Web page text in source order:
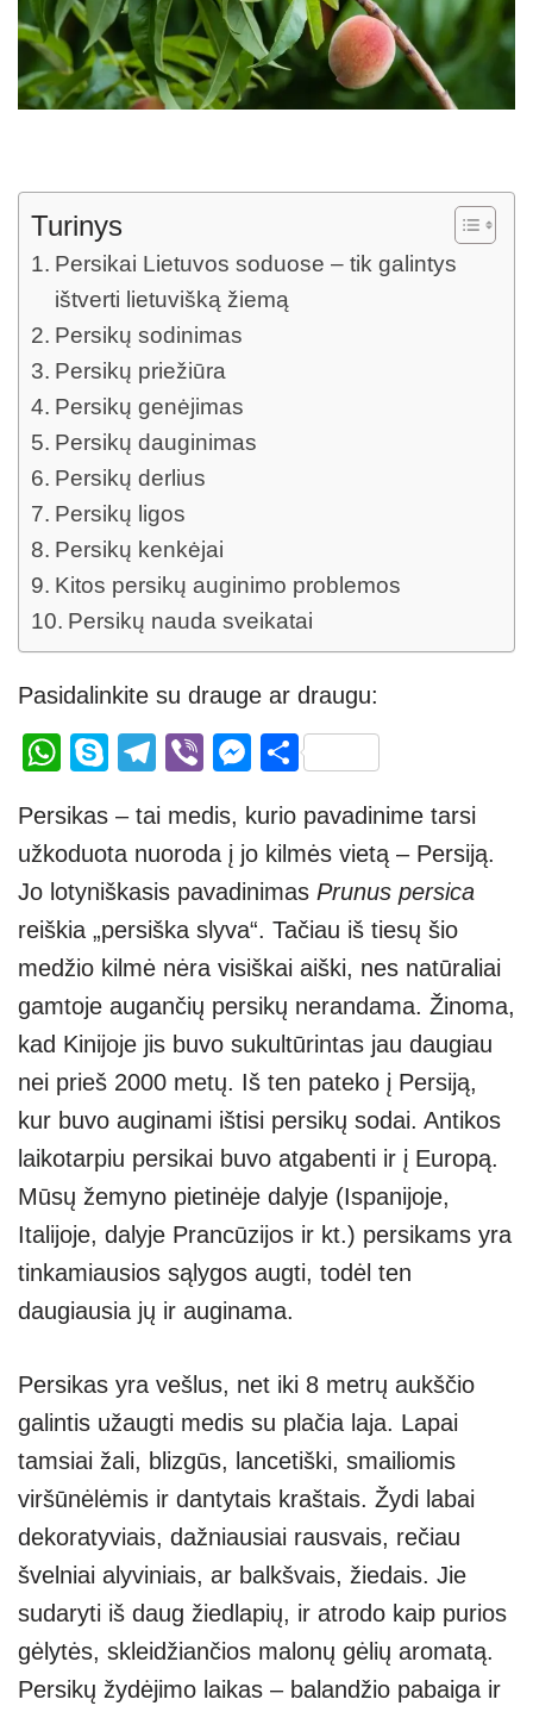
Turinys
Persikai Lietuvos soduose – tik galintys
ištverti lietuvišką žiemą
Persikų sodinimas
Persikų priežiūra
Persikų genėjimas
Persikų dauginimas
Persikų derlius
Persikų ligos
Persikų kenkėjai
Kitos persikų auginimo problemos
Persikų nauda sveikatai
Pasidalinkite su drauge ar draugu:
W
at
s
A
p
p
S
p
e
T
e
gr
a
m
Vi
er
M
ss
e
n
g
er
S
ar
e
Persikas – tai medis, kurio pavadinime tarsi
užkoduota nuoroda į jo kilmės vietą – Persiją.
Jo lotyniškasis pavadinimas Prunus persica
reiškia „persiška slyva“. Tačiau iš tiesų šio
medžio kilmė nėra visiškai aiški, nes natūraliai
gamtoje augančių persikų nerandama. Žinoma,
kad Kinijoje jis buvo sukultūrintas jau daugiau
nei prieš 2000 metų. Iš ten pateko į Persiją,
kur buvo auginami ištisi persikų sodai. Antikos
laikotarpiu persikai buvo atgabenti ir į Europą.
Mūsų žemyno pietinėje dalyje (Ispanijoje,
Italijoje, dalyje Prancūzijos ir kt.) persikams yra
tinkamiausios sąlygos augti, todėl ten
daugiausia jų ir auginama.
Persikas yra vešlus, net iki 8 metrų aukščio
galintis užaugti medis su plačia laja. Lapai
tamsiai žali, blizgūs, lancetiški, smailiomis
viršūnėlėmis ir dantytais kraštais. Žydi labai
dekoratyviais, dažniausiai rausvais, rečiau
švelniai alyviniais, ar balkšvais, žiedais. Jie
sudaryti iš daug žiedlapių, ir atrodo kaip purios
gėlytės, skleidžiančios malonų gėlių aromatą.
Persikų žydėjimo laikas – balandžio pabaiga ir